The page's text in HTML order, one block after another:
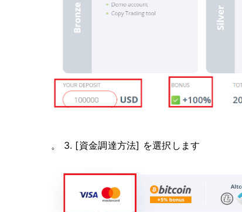
。 3. [資金調達方法] を選択します